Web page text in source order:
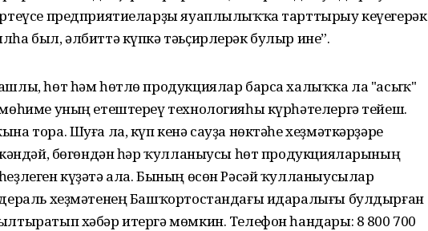
предприятиеларҙы яуаплылыҡҡа тарттырыу кеүегерәк
был, әлбиттә күпкә тәьҫирлерәк булыр ине”.
һөт һәм һөтлө продукциялар барса халыҡҡа ла "асыҡ"
уның етештереү технологияһы күрһәтелергә тейеш.
тора. Шуға ла, күп кенә сауҙа нөктәһе хеҙмәткәрҙәре
бөгөндән һәр ҡулланыусы һөт продукцияларының
күҙәтә ала. Бының өсөн Рәсәй ҡулланыусылар
хеҙмәтенең Башҡортостандағы идаралығы булдырған
хәбәр итергә мөмкин. Телефон һандары: 8 800 700